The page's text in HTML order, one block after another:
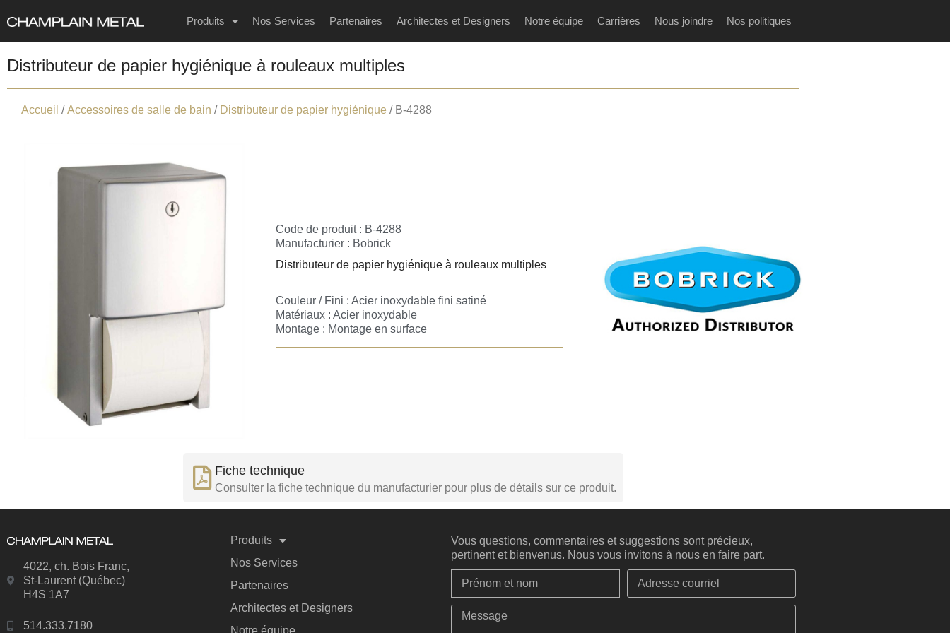
Produits Nos Services Partenaires Architectes et Designers Notre équipe Carrières Nous joindre Nos politiques
Distributeur de papier hygiénique à rouleaux multiples
Accueil /Accessoires de salle de bain / Distributeur de papier hygiénique / B-4288
Code de produit : B-4288
Manufacturier : Bobrick
Distributeur de papier hygiénique à rouleaux multiples
Couleur / Fini : Acier inoxydable fini satiné
Matériaux : Acier inoxydable
Montage : Montage en surface
Fiche technique
Consulter la fiche technique du manufacturier pour plus de détails sur ce produit.
4022, ch. Bois Franc,
St-Laurent (Québec)
H4S 1A7
514.333.7180
Produits
Nos Services
Partenaires
Architectes et Designers
Notre équipe
Vous questions, commentaires et suggestions sont précieux,
pertinent et bienvenus. Nous vous invitons à nous en faire part.